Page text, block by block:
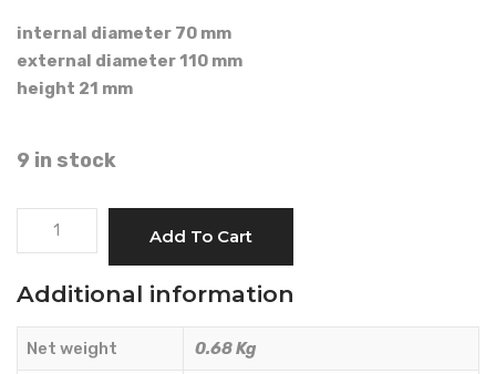
internal diameter 70 mm
external diameter 110 mm
height 21 mm
9 in stock
TAPER
70x110x21
-
CNH
Add To Cart
Additional information
Net weight 0.68 Kg